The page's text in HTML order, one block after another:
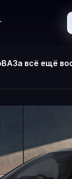
всё ещё